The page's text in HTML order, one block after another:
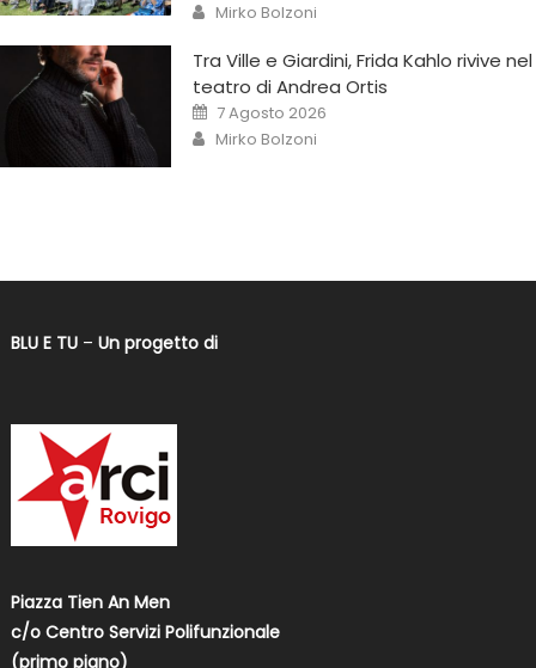
Mirko Bolzoni
Tra Ville e Giardini, Frida Kahlo rivive nel
teatro di Andrea Ortis
7 Agosto 2026
Mirko Bolzoni
BLU E TU– Un progetto di
Piazza Tien An Men
c/o Centro Servizi Polifunzionale
(primo piano)